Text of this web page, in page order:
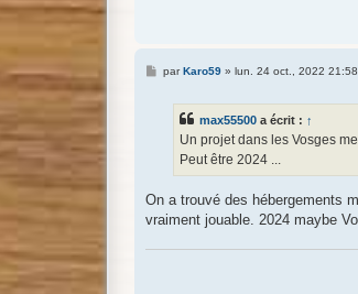
MparKaro59» lun. 24 oct., 2022 21:58
max55500 a écrit : ↑
Un projet dans les Vosges
Peut être 2024 ...
On a trouvé des hébergements
vraiment jouable. 2024 maybe